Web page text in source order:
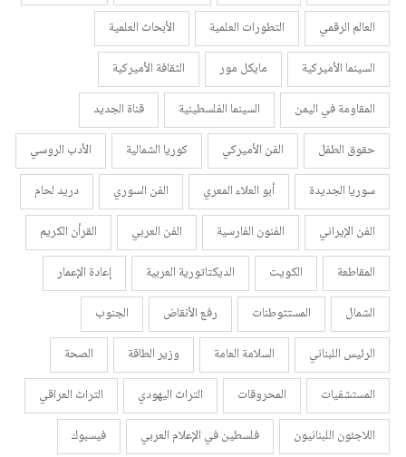
العالم الرقمي
التطورات العلمية
الأبحاث العلمية
السينما الأميركية
مايكل مور
الثقافة الأميركية
المقاومة في اليمن
السينما الفلسطينية
قناة الجديد
حقوق الطفل
الفن الأميركي كوريا الشمالية
الأدب الروسي
سوريا الجديدة
أبو العلاء المعري الفن السوري
دريد لحام
الفن الإيراني
الفنون الفارسية الفن العربي
القرأن الكريم
المقاطعة
الكويت الديكتاتورية العربية
إعادة الإعمار
الشمال
المستتوطنات رفع الأنقاض
الجنوب
الرئيس اللبناني
السلامة العامة وزير الطاقة
الصحة
المستشفيات
المحروقات التراث اليهودي
التراث العراقي
اللاجئون اللبنانيون
فلسطين في الإعلام العربي فيسبوك